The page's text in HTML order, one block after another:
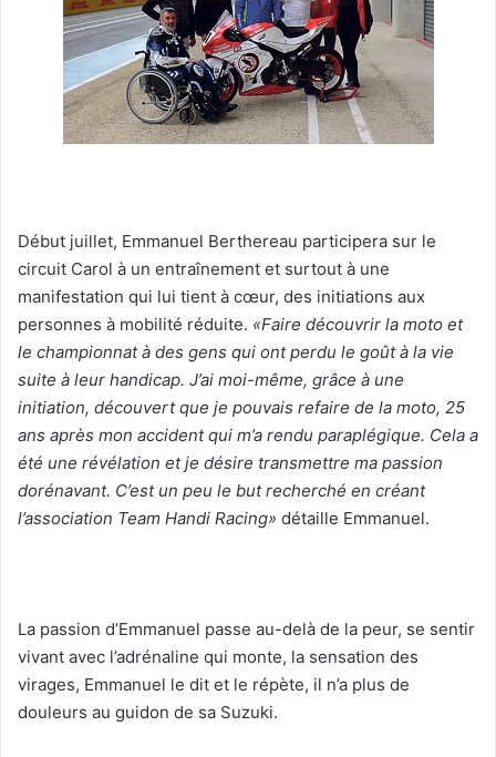
Début juillet, Emmanuel Berthereau participera sur le
circuit Carol à un entraînement et surtout à une
manifestation qui lui tient à cœur, des initiations aux
personnes à mobilité réduite. «Faire découvrir la moto et
le championnat à des gens qui ont perdu le goût à la vie
suite à leur handicap. J’ai moi-même, grâce à une
initiation, découvert que je pouvais refaire de la moto, 25
ans après mon accident qui m’a rendu paraplégique. Cela a
été une révélation et je désire transmettre ma passion
dorénavant. C’est un peu le but recherché en créant
l’association Team Handi Racing» détaille Emmanuel.
La passion d’Emmanuel passe au-delà de la peur, se sentir
vivant avec l’adrénaline qui monte, la sensation des
virages, Emmanuel le dit et le répète, il n’a plus de
douleurs au guidon de sa Suzuki.